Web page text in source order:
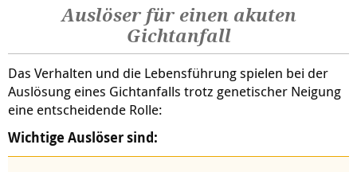
Auslöser für einen akuten
Gichtanfall
Das Verhalten und die Lebensführung spielen bei der
Auslösung eines Gichtanfalls trotz genetischer Neigung
eine entscheidende Rolle:
Wichtige Auslöser sind: